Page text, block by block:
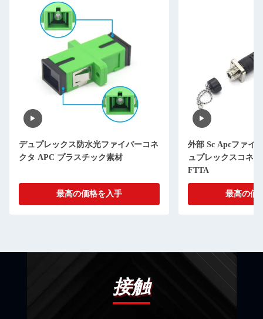
デュプレックス防水光ファイバーコネ
クタ APC プラスチック素材
最高の価格を入手
外部 Sc Apcファイ
ュプレックスコネ
FTTA
最高の価
接触